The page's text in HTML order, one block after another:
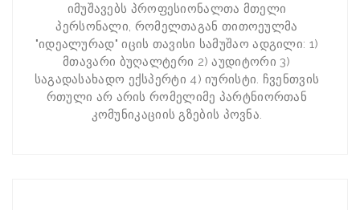
იმუშავებს პროფესიონალთა მთელი
პერსონალი, რომელთაგან თითოეულმა
"იდეალურად" იცის თავისი სამუშაო ადგილი: 1)
მთავარი ბუღალტერი 2) აუდიტორი 3)
საგადასახადო ექსპერტი 4) იურისტი. ჩვენთვის
რთული არ არის რომელიმე პარტნიორთან
კომუნიკაციის გზების პოვნა.